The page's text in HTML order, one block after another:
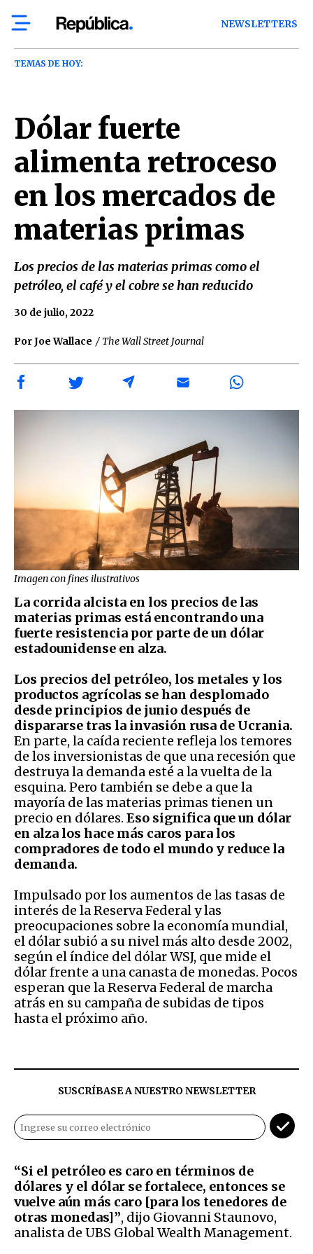
NEWSLETTERS
TEMAS DE HOY:
Dólar fuerte
alimenta retroceso
en los mercados de
materias primas
Los precios de las materias primas como el
petróleo, el café y el cobre se han reducido
Por Joe Wallace / The Wall Street Journal
30 de julio, 2022
Imagen con fines ilustrativos
La corrida alcista en los precios de las
materias primas está encontrando una
fuerte resistencia por parte de un dólar
estadounidense en alza.
Los precios del petróleo, los metales y los
productos agrícolas se han desplomado
desde principios de junio después de
dispararse tras la invasión rusa de Ucrania.
En parte, la caída reciente refleja los temores
de los inversionistas de que una recesión que
destruya la demanda esté a la vuelta de la
esquina. Pero también se debe a que la
mayoría de las materias primas tienen un
precio en dólares. Eso significa que un dólar
en alza los hace más caros para los
compradores de todo el mundo y reduce la
demanda.
Impulsado por los aumentos de las tasas de
interés de la Reserva Federal y las
preocupaciones sobre la economía mundial,
el dólar subió a su nivel más alto desde 2002,
según el índice del dólar WSJ, que mide el
dólar frente a una canasta de monedas. Pocos
esperan que la Reserva Federal de marcha
atrás en su campaña de subidas de tipos
hasta el próximo año.
SUSCRÍBASE A NUESTRO NEWSLETTER
“Si el petróleo es caro en términos de
dólares y el dólar se fortalece, entonces se
vuelve aún más caro [para los tenedores de
otras monedas]”, dijo Giovanni Staunovo,
analista de UBS Global Wealth Management.